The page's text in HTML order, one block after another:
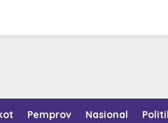
Pemprov Nasional